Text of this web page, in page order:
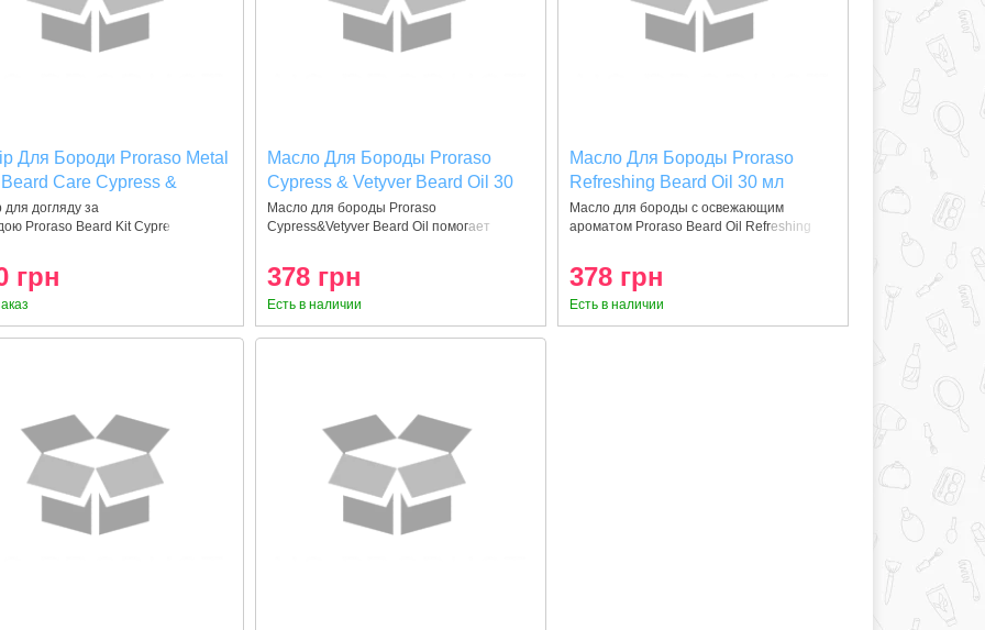
Для Бороди Proraso Metal
Care Cypress &
Gift Set
для догляду за
Proraso Beard Kit Cypre
грн
Масло Для Бороды Proraso
Cypress & Vetyver Beard Oil 30
мл
Масло для бороды Proraso
Cypress&Vetyver Beard Oil помогает
378 грн
Есть в наличии
Масло Для Бороды Proraso
Refreshing Beard Oil 30 мл
Масло для бороды с освежающим
ароматом Proraso Beard Oil Refreshing
378 грн
Есть в наличии